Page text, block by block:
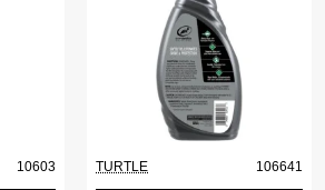
10603 TURTLE 106641